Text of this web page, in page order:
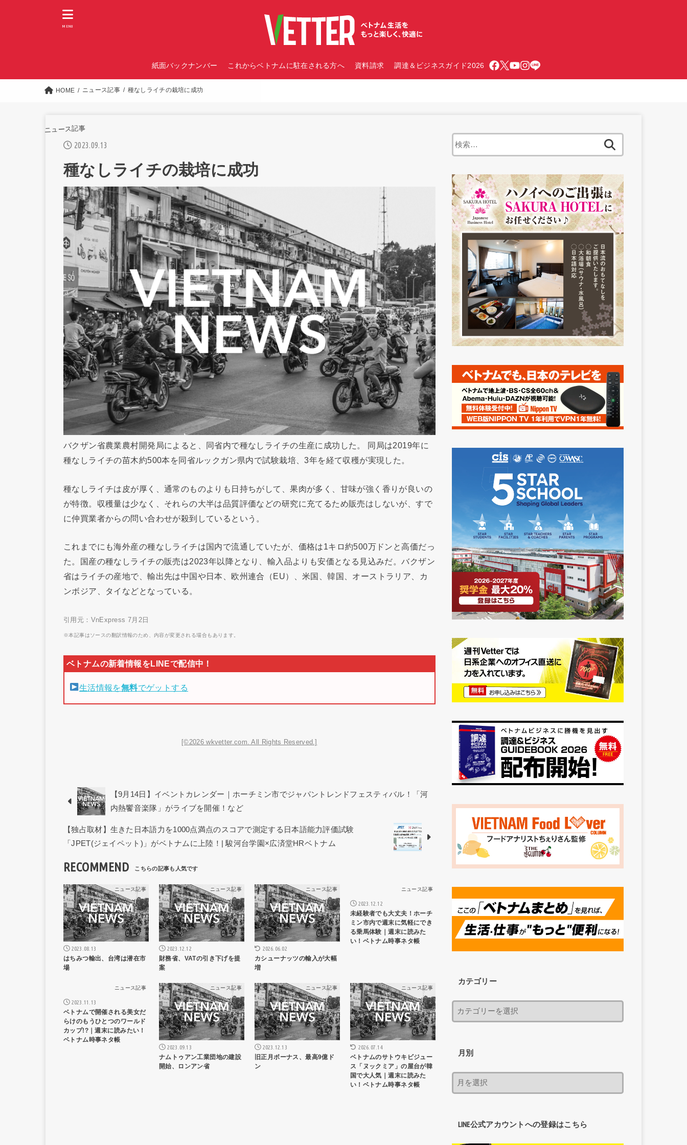
紙面バックナンバー これからベトナムに駐在される方へ 資料請求 調達＆ビジネスガイド2026
MENU
HOME ニュース記事 種なしライチの栽培に成功
ニュース記事
2023.09.13
種なしライチの栽培に成功
バクザン省農業農村開発局によると、同省内で種なしライチの生産に成功した。 同局は2019年に
種なしライチの苗木約500本を同省ルックガン県内で試験栽培、3年を経て収穫が実現した。
種なしライチは皮が厚く、通常のものよりも日持ちがして、果肉が多く、甘味が強く香りが良いの
が特徴。収穫量は少なく、それらの大半は品質評価などの研究に充てるため販売はしないが、すで
に仲買業者からの問い合わせが殺到しているという。
これまでにも海外産の種なしライチは国内で流通していたが、価格は1キロ約500万ドンと高価だっ
た。国産の種なしライチの販売は2023年以降となり、輸入品よりも安価となる見込みだ。バクザン
省はライチの産地で、輸出先は中国や日本、欧州連合（EU）、米国、韓国、オーストラリア、カ
ンボジア、タイなどとなっている。
引用元：VnExpress 7月2日
※本記事はソースの翻訳情報のため、内容が変更される場合もあります。
生活情報を無料でゲットする
[©2026 wkvetter.com. All Rights Reserved.]
【9月14日】イベントカレンダー｜ホーチミン市でジャパントレンドフェスティバル！「河
内熱饗音楽隊」がライブを開催！など
【独占取材】生きた日本語力を1000点満点のスコアで測定する日本語能力評価試験
「JPET(ジェイペット)」がベトナムに上陸！| 駿河台学園×広済堂HRベトナム
RECOMMEND
ニュース記事
2023.08.13
はちみつ輸出、台湾は潜在市
場
ニュース記事
2023.12.12
財務省、VATの引き下げを提
案
ニュース記事
2026.06.02
カシューナッツの輸入が大幅
増
ニュース記事
2023.12.12
未経験者でも大丈夫！ホーチ
ミン市内で週末に気軽にでき
る乗馬体験｜週末に読みた
い！ベトナム時事ネタ帳
ニュース記事
2023.11.13
ベトナムで開催される美女だ
らけのもうひとつのワールド
カップ!?｜週末に読みたい！
ベトナム時事ネタ帳
ニュース記事
2023.09.13
ナムトゥアン工業団地の建設
開始、ロンアン省
ニュース記事
2023.12.13
旧正月ボーナス、最高9億ド
ン
ニュース記事
2026.07.14
ベトナムのサトウキビジュー
ス「ヌックミア」の屋台が韓
国で大人気｜週末に読みた
い！ベトナム時事ネタ帳
カテゴリー
月別
LINE公式アカウントへの登録はこちら